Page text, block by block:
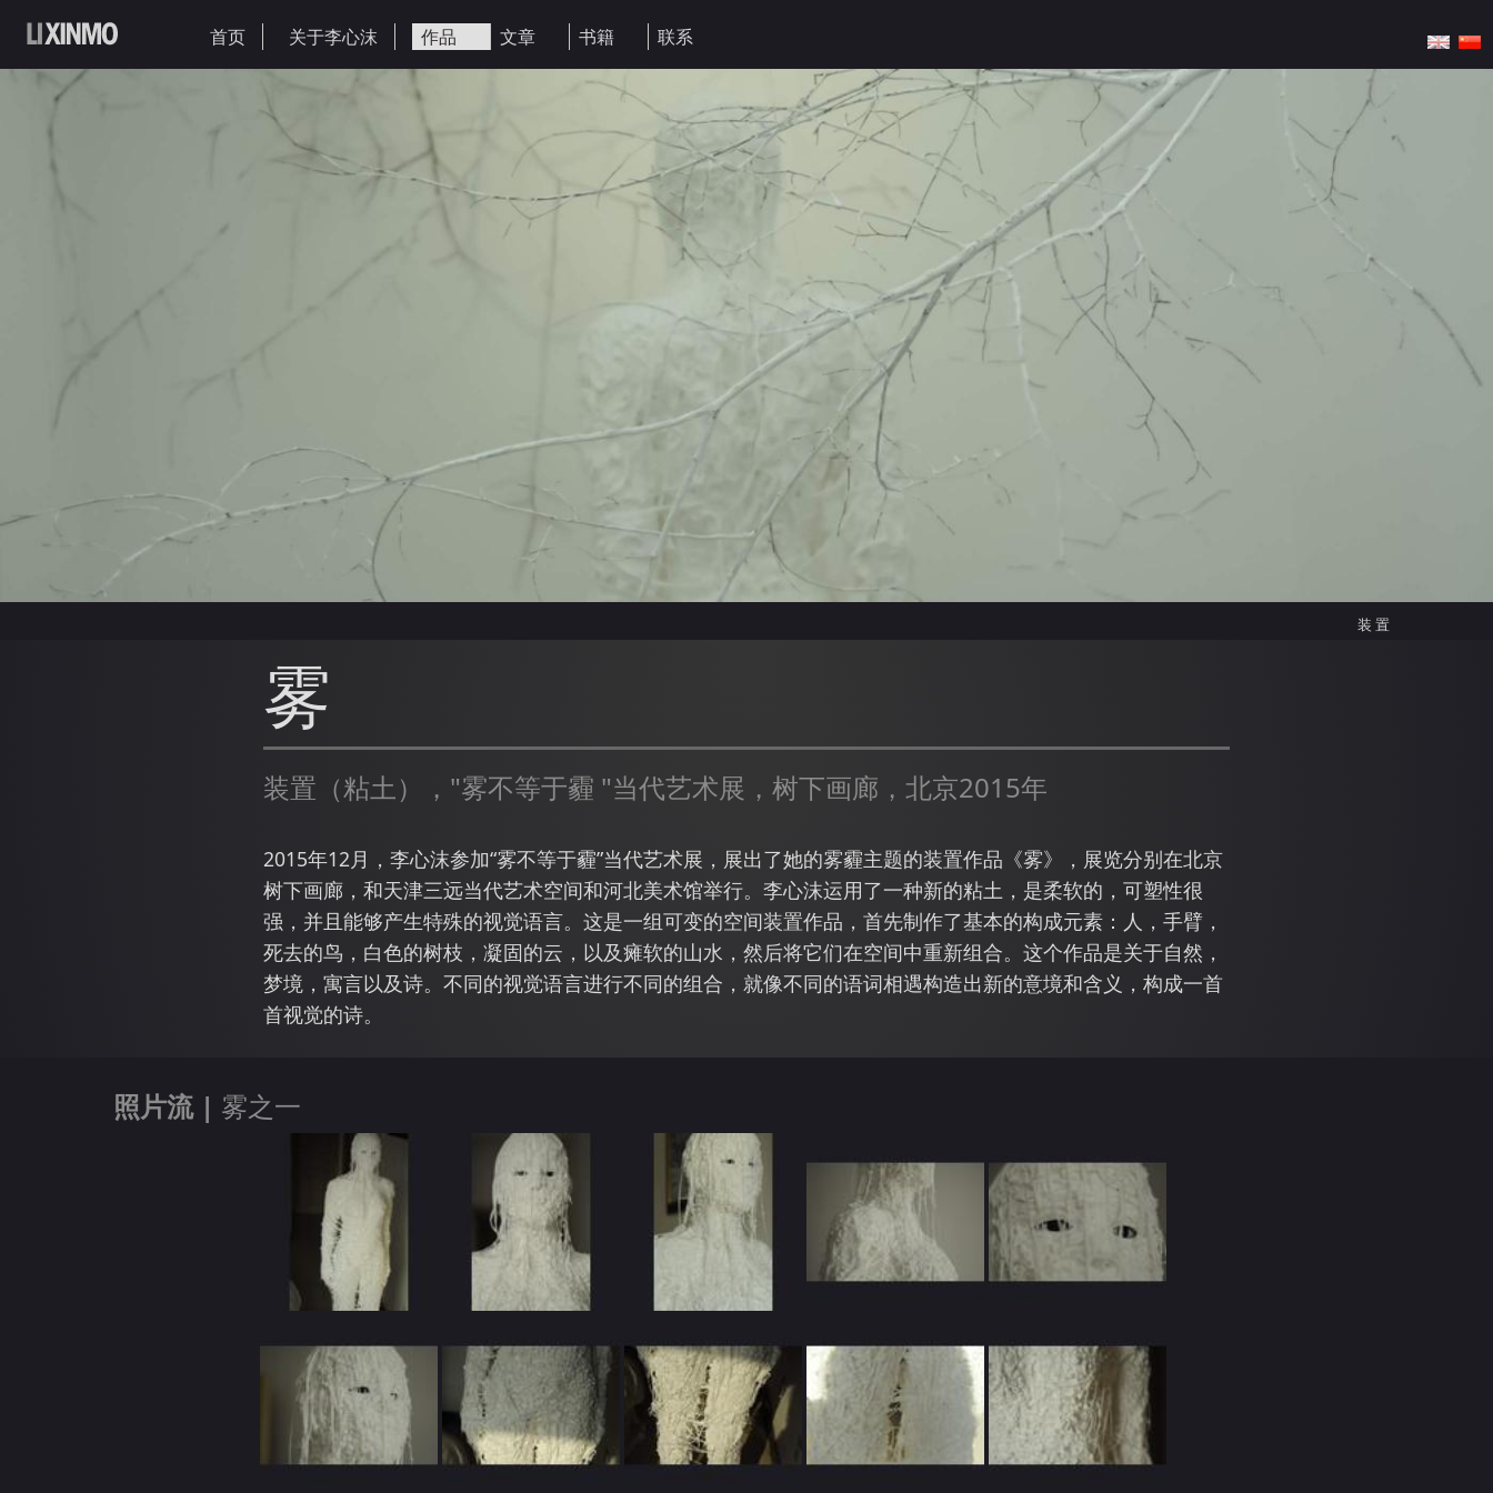
首页 关于李心沫 作品 文章 书籍 联系
装置
雾
装置（粘土），"雾不等于霾 "当代艺术展，树下画廊，北京2015年
2015年12月，李心沫参加“雾不等于霾”当代艺术展，展出了她的雾霾主题的装置作品《雾》，展览分别在北京
树下画廊，和天津三远当代艺术空间和河北美术馆举行。李心沫运用了一种新的粘土，是柔软的，可塑性很
强，并且能够产生特殊的视觉语言。这是一组可变的空间装置作品，首先制作了基本的构成元素：人，手臂，
死去的鸟，白色的树枝，凝固的云，以及瘫软的山水，然后将它们在空间中重新组合。这个作品是关于自然，
梦境，寓言以及诗。不同的视觉语言进行不同的组合，就像不同的语词相遇构造出新的意境和含义，构成一首
首视觉的诗。
照片流 | 雾之一